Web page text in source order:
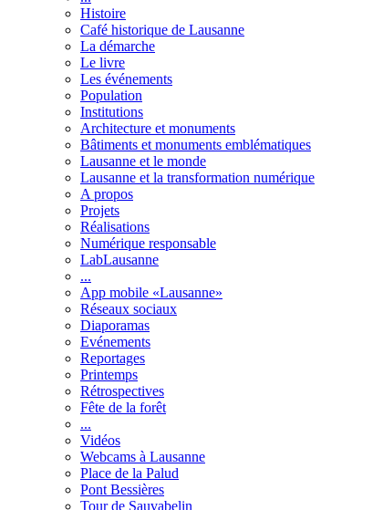
Histoire
Café historique de Lausanne
La démarche
Le livre
Les événements
Population
Institutions
Architecture et monuments
Bâtiments et monuments emblématiques
Lausanne et le monde
Lausanne et la transformation numérique
A propos
Projets
Réalisations
Numérique responsable
LabLausanne
...
App mobile «Lausanne»
Réseaux sociaux
Diaporamas
Evénements
Reportages
Printemps
Rétrospectives
Fête de la forêt
...
Vidéos
Webcams à Lausanne
Place de la Palud
Pont Bessières
Tour de Sauvabelin